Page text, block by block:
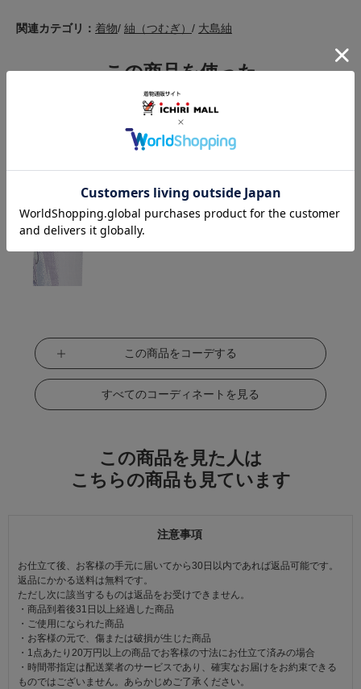
関連カテゴリ： 着物/ 紬（つむぎ） / 大島紬
この商品を使った
最新コーディネートはこちら
この商品をコーデする
すべてのコーディネートを見る
この商品を見た人は
こちらの商品も見ています
注意事項
お仕立て後、お客様の手元に届いてから30日以内であれば返品可能です。
返品にかかる送料は無料です。
ただし次に該当するものは返品をお受けできません。
・商品到着後31日以上経過した商品
・ご使用になられた商品
・お客様の元で、傷または破損が生じた商品
・1点あたり20万円以上の商品でお客様の寸法にお仕立て済みの場合
・時間帯指定は配送業者のサービスであり、確実なお届けをお約束できる
ものではございません。あらかじめご了承ください。